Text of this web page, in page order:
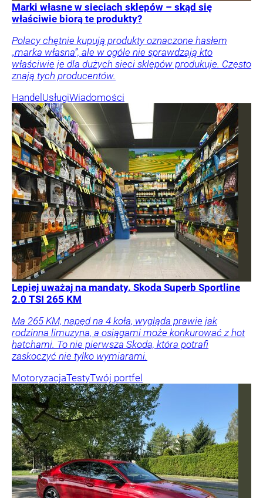
Marki własne w sieciach sklepów – skąd się
właściwie biorą te produkty?
Polacy chętnie kupują produkty oznaczone hasłem
„marka własna”, ale w ogóle nie sprawdzają kto
właściwie je dla dużych sieci sklepów produkuje. Często
znają tych producentów.
HandelUsługiWiadomości
Lepiej uważaj na mandaty. Skoda Superb Sportline
2.0 TSI 265 KM
Ma 265 KM, napęd na 4 koła, wygląda prawie jak
rodzinna limuzyna, a osiągami może konkurować z hot
hatchami. To nie pierwsza Skoda, która potrafi
zaskoczyć nie tylko wymiarami.
MotoryzacjaTestyTwój portfel